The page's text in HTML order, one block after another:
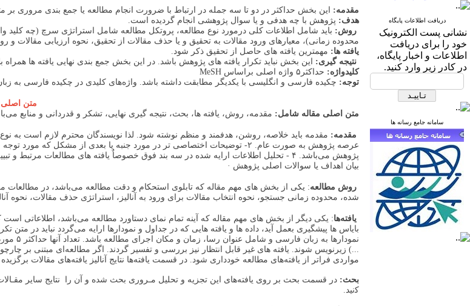
دریافت اطلاعات پایگاه
نشانی پست الکترونیک
خود را برای دریافت
اطلاعات و اخبار پایگاه،
در کادر زیر وارد کنید.
سامانه جامع رسانه ها
مقدمه: این بخش حداکثر در دو تا سه جمله در ارتباط با ضرورت انجام مطالعه یا جمع بندی مروری بر
هدف: پژوهش با چه هدفی و یا سوال پژوهشی انجام گردیده است.
روش: باید شامل اطلاعات کلی درمورد نوع مطالعه، پروتکل مطالعه شامل استراتژی سرچ (چه کلید
محدوده زمانی)، معیارهای ورود مقالات به تحقیق و یا حذف مقالات از تحقیق، نحوه ارزیابی مقالات و
یافته ها: مهمترین یافته های حاصل از تحقیق ذکر شود.
نتیجه گیری: این بخش نباید تکرار یافته های پژوهش باشد. در این بخش جمع بندی نهایی یافته ها همراه
کلیدواژه: حداکثر۵ واژه اصلی براساس MeSH
توجه: چکیده فارسی و انگلیسی با یکدیگر مطابقت داشته باشد. واژه‌های کلیدی در چکیده فارسی به
متن اصلی
متن اصلی مقاله شامل: مقدمه، روش، یافته ها، بحث، نتیجه گیری نهایی، تشکر و قدردانی و منابع
مقدمه:
بیان اهداف یا سوالات اصلی پژوهش ·
روش مطالعه: یکی از بخش های مهم مقاله که تابلوی استحکام و دقت مطالعه می‌باشد، در
شده، محدوده زمانی جستجو، نحوه انتخاب مقالات برای ورود به آنالیز، استراتژی حذف مقالات، نحوه
یافته‌ها: یکی دیگر از بخش های مهم مقاله که آینه تمام نمای دستاورد مطالعه می‌باشد، اطلاعاتی
بایاس ها پیشگیری بعمل آید، داده ها و یافته هایی که در جداول و نمودارها ارایه می‌گردد نباید در
...) زیرنویس شوند. یافته های غیر قابل انتظار نیز بررسی و تفسیر گردند. اگر مطالعه‌ای مبتنی بر
بحث: در ﻗﺴﻤﺖ ﺑﺤﺚ ﺑﺮ روی ﻳﺎﻓﺘﻪﻫﺎی اﻳﻦ ﺗﺠﺰﻳﻪ و ﺗﺤﻠﻴﻞ ﻣـﺮوری ﺑﺤﺚ ﺷﺪه و آن را ﻧﺘﺎﻳﺞ ﺳﺎﻳﺮ ﻣﻘـﺎﻻت
ﻛنید.